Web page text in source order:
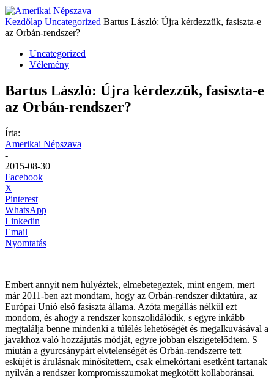
Kezdőlap Uncategorized Bartus László: Újra kérdezzük, fasiszta-e
az Orbán-rendszer?
Uncategorized
Vélemény
Bartus László: Újra kérdezzük, fasiszta-e
az Orbán-rendszer?
Írta:
Amerikai Népszava
-
2015-08-30
Facebook
X
Pinterest
WhatsApp
Linkedin
Email
Nyomtatás
Embert annyit nem hülyéztek, elmebetegeztek, mint engem, mert
már 2011-ben azt mondtam, hogy az Orbán-rendszer diktatúra, az
Európai Unió első fasiszta állama. Azóta megállás nélkül ezt
mondom, és ahogy a rendszer konszolidálódik, s egyre inkább
megtalálja benne mindenki a túlélés lehetőségét és megalkuvásával a
javakhoz való hozzájutás módját, egyre jobban elszigetelődtem. S
miután a gyurcsánypárt elvtelenségét és Orbán-rendszerre tett
esküjét is árulásnak minősítettem, csak elmekórtani esetként tartanak
nyilván a rendszer kompromisszumokat megkötött kollaboránsai.